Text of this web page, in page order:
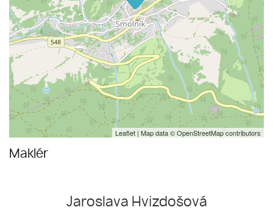
Leaflet | Map data ©OpenStreetMapcontributors
Maklér
Jaroslava Hvizdošová